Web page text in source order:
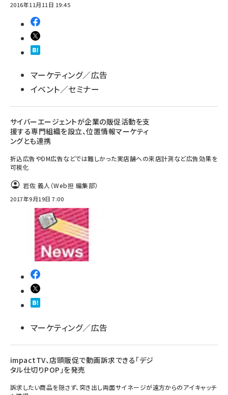
2016年11月11日 19:45
マーケティング／広告
イベント／セミナー
サイバーエージェントが企業の販促活動を支
援する専門組織を設立、位置情報マーケティ
ングとも連携
折込広告やDM広告などでは難しかった実店舗への来店計測など広告効果を
可視化
岩佐 義人（Web担 編集部）
2017年9月19日 7:00
マーケティング／広告
impactTV、店頭販促で動画訴求できる「デジ
タル仕切りPOP」を発売
訴求したい商品を隠さず、突き出し両面サイネージが遠方からのアイキャッチ